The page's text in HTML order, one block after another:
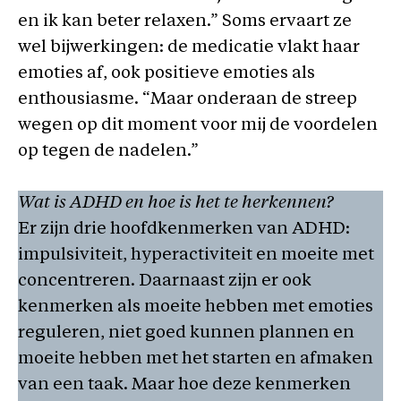
en ik kan beter relaxen.” Soms ervaart ze
wel bijwerkingen: de medicatie vlakt haar
emoties af, ook positieve emoties als
enthousiasme. “Maar onderaan de streep
wegen op dit moment voor mij de voordelen
op tegen de nadelen.”
Wat is ADHD en hoe is het te herkennen?
Er zijn drie hoofdkenmerken van ADHD:
impulsiviteit, hyperactiviteit en moeite met
concentreren. Daarnaast zijn er ook
kenmerken als moeite hebben met emoties
reguleren, niet goed kunnen plannen en
moeite hebben met het starten en afmaken
van een taak. Maar hoe deze kenmerken